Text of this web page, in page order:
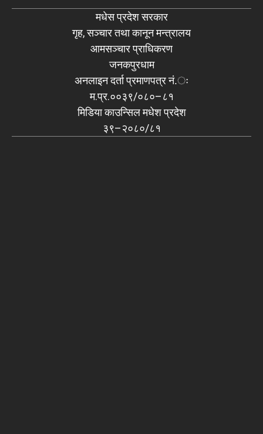
मधेस प्रदेश सरकार
गृह, सञ्चार तथा कानून मन्त्रालय
आमसञ्चार प्राधिकरण
जनकपुरधाम
अनलाइन दर्ता प्रमाणपत्र नं.ः
म.प्र.००३९/०८०–८१
मिडिया काउन्सिल मधेश प्रदेश
३९–२०८०/८१